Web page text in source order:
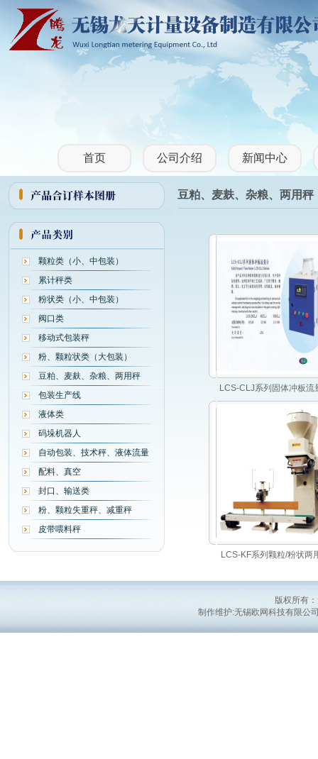
首页 公司介绍 新闻中心
颗粒类（小、中包装）
累计秤类
粉状类（小、中包装）
阀口类
移动式包装秤
粉、颗粒状类（大包装）
豆粕、麦麸、杂粮、两用秤
包装生产线
液体类
码垛机器人
自动包装、技术秤、液体流量
配料、真空
封口、输送类
粉、颗粒失重秤、减重秤
皮带喂料秤
豆粕、麦麸、杂粮、两用秤
LCS-CLJ系列固体冲板流
LCS-KF系列颗粒/粉状两
版权所有
制作维护:无锡欧网科技有限